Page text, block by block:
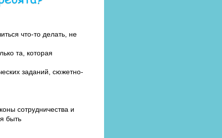
что-то делать, не
та, которая
заданий, сюжетно-
сотрудничества и
быть